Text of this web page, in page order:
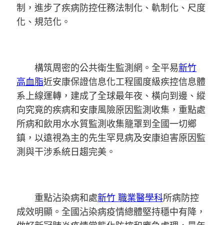
制，進步了疾病防控任務法制化、軌制化、尺度
化、規范化。
構筑周密的公共衛生監測網。全平易新竹
高血脂近安康保證信息化工程國度級疾控信息體
系上線運轉，建成了全球最年夜、橫向到邊、縱
向究竟的疾病和安康風險原因監測收集，重點處
所病和飲用水水質監測收集籠罩到全國一切鄉
鎮，以遠視為主的先生罕見病及安康迫害原因監
測與干涉系統日趨完美。
重點沾染病和處新竹 職業醫學科所病防控
成效明顯。全國沾染病疫情總體堅持穩中有降，